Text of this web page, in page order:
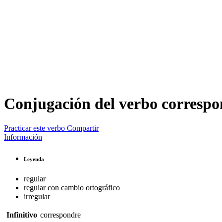
Conjugación del verbo
Practicar este verbo Compartir
Información
Leyenda
regular
regular con cambio ortográfico
irregular
Infinitivo correspondre